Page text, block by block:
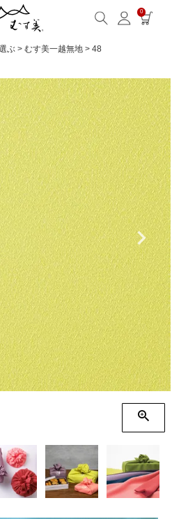
0
ぶ むす美一越無地
48
選ぶ
ぶ ふくさ（念珠）・はんかち・書籍
グ
せ
)